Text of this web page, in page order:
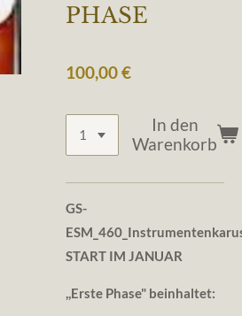
PHASE
100,00 €
In den
Warenkorb
GS-
START IM JANUAR
,,Erste Phase" beinhaltet: